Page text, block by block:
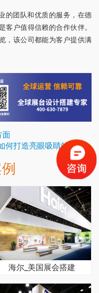
的团队和优质的服务，在德
客户值得信赖的合作伙伴。
，该公司都能为客户提供满
面
何打造亮眼吸睛的策略»
海尔_美国展会搭建